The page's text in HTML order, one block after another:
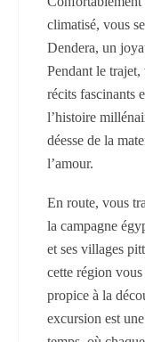
climatisé, vous
Dendera, un
Pendant le
récits fascinants
l’histoire
déesse de la
l’amour.
En route, vous
la campagne
et ses villages
cette région
propice à la
excursion est